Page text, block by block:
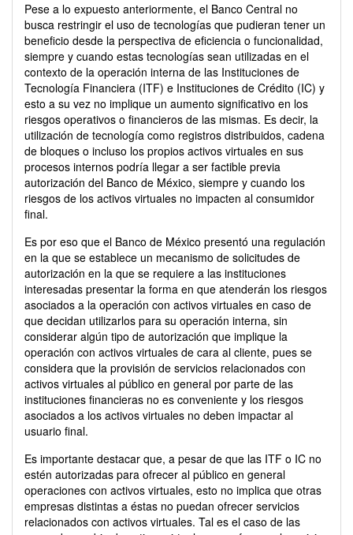
Pese a lo expuesto anteriormente, el Banco Central no
busca restringir el uso de tecnologías que pudieran tener un
beneficio desde la perspectiva de eficiencia o funcionalidad,
siempre y cuando estas tecnologías sean utilizadas en el
contexto de la operación interna de las Instituciones de
Tecnología Financiera (ITF) e Instituciones de Crédito (IC) y
esto a su vez no implique un aumento significativo en los
riesgos operativos o financieros de las mismas. Es decir, la
utilización de tecnología como registros distribuidos, cadena
de bloques o incluso los propios activos virtuales en sus
procesos internos podría llegar a ser factible previa
autorización del Banco de México, siempre y cuando los
riesgos de los activos virtuales no impacten al consumidor
final.
Es por eso que el Banco de México presentó una regulación
en la que se establece un mecanismo de solicitudes de
autorización en la que se requiere a las instituciones
interesadas presentar la forma en que atenderán los riesgos
asociados a la operación con activos virtuales en caso de
que decidan utilizarlos para su operación interna, sin
considerar algún tipo de autorización que implique la
operación con activos virtuales de cara al cliente, pues se
considera que la provisión de servicios relacionados con
activos virtuales al público en general por parte de las
instituciones financieras no es conveniente y los riesgos
asociados a los activos virtuales no deben impactar al
usuario final.
Es importante destacar que, a pesar de que las ITF o IC no
estén autorizadas para ofrecer al público en general
operaciones con activos virtuales, esto no implica que otras
empresas distintas a éstas no puedan ofrecer servicios
relacionados con activos virtuales. Tal es el caso de las